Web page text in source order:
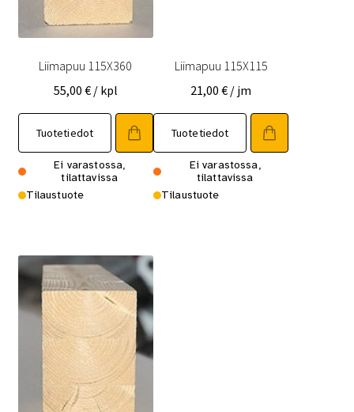
Liimapuu 115X360
55,00 € / kpl
Tuotetiedot
Ei varastossa,
tilattavissa
Tilaustuote
Liimapuu 115X115
21,00€ / jm
Tuotetiedot
Ei varastossa,
tilattavissa
Tilaustuote